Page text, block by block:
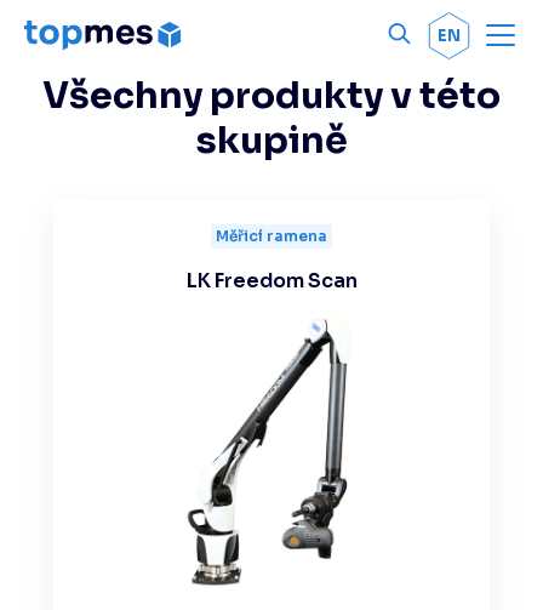
EN Menu
Všechny produkty v této
skupině
Měřicí ramena
LK Freedom Scan